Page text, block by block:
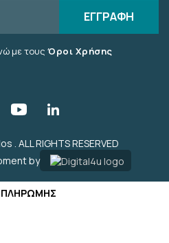
ΕΓΓΡΑΦΉ
με τους Όροι Χρήσης
ALL RIGHTS RESERVED
by
ΠΛΗΡΩΜΉΣ